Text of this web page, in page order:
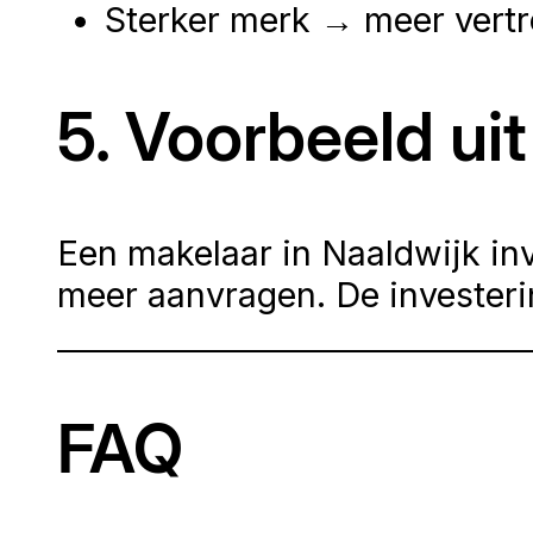
Sterker merk → meer
5. Voorbeeld
Een makelaar in Naaldwijk
meer aanvragen. De
FAQ